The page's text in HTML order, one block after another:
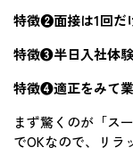
特徴❷面接は1回だ
特徴❸半日入社体験
特徴❹適正をみて
まず驚くのが「ス
でOKなので、リラ